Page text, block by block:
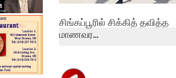
சிங்கப்பூரில் சிக்கித் தவித்த
மாணவர...